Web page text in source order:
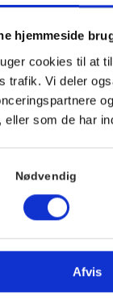
hjemmeside
cookies til at
trafik. Vi deler
eller som de har
Nødvendig
Afvis
2 timer før til
skriv
eller
tlf.